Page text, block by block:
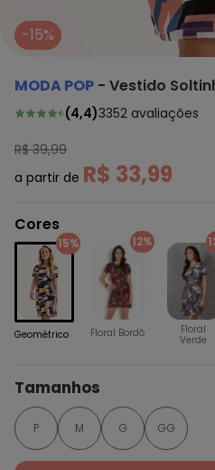
-15%
MODA POP - Vestido
(4,4)3352 avaliações
R$ 39,99
a partir de R$ 33,99
Cores
15%
Geométrico
12%
Floral Bordô
Floral
Verde
Tamanhos
P M G GG